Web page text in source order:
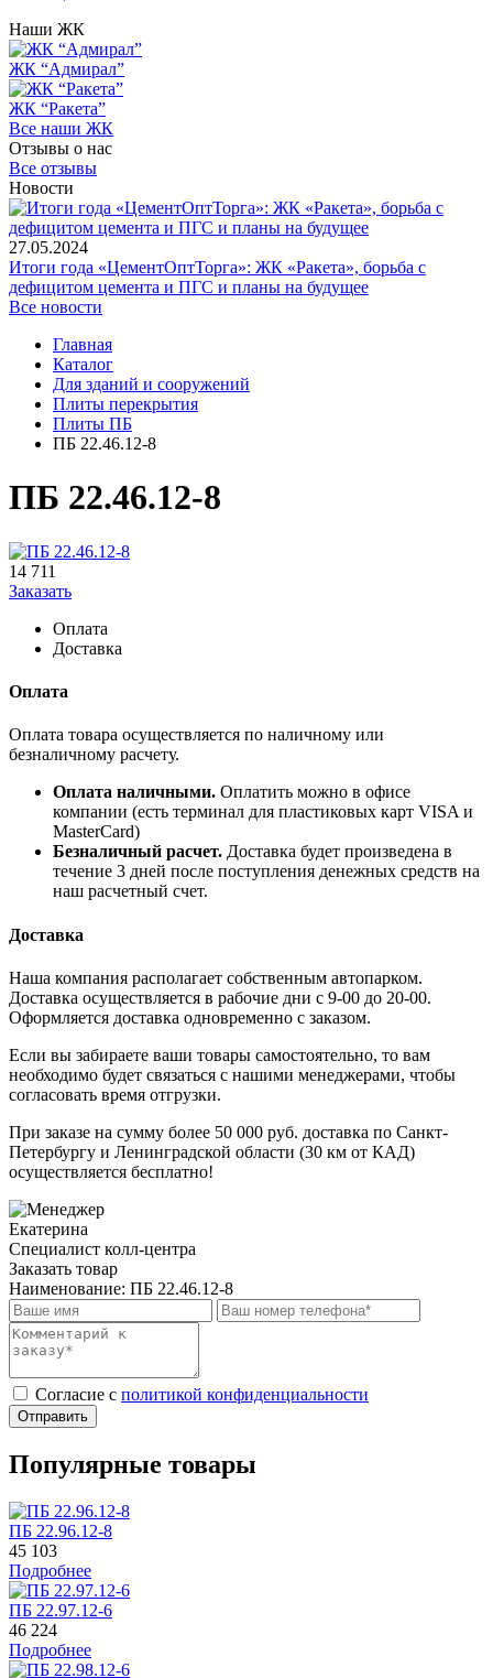
Наши ЖК
ЖК “Адмирал”
ЖК “Ракета”
Все наши ЖК
Отзывы о нас
Все отзывы
Новости
27.05.2024
Итоги года «ЦементОптТорга»: ЖК «Ракета», борьба с
дефицитом цемента и ПГС и планы на будущее
Все новости
Главная
Каталог
Для зданий и сооружений
Плиты перекрытия
Плиты ПБ
ПБ 22.46.12-8
ПБ 22.46.12-8
14 711
Заказать
Оплата
Доставка
Оплата
Оплата товара осуществляется по наличному или
безналичному расчету.
Оплата наличными. Оплатить можно в офисе
компании (есть терминал для пластиковых карт VISA и
MasterCard)
Безналичный расчет. Доставка будет произведена в
течение 3 дней после поступления денежных средств на
наш расчетный счет.
Доставка
Наша компания располагает собственным автопарком.
Доставка осуществляется в рабочие дни с 9-00 до 20-00.
Оформляется доставка одновременно с заказом.
Если вы забираете ваши товары самостоятельно, то вам
необходимо будет связаться с нашими менеджерами, чтобы
согласовать время отгрузки.
При заказе на сумму более 50 000 руб. доставка по Санкт-
Петербургу и Ленинградской области (30 км от КАД)
осуществляется бесплатно!
Екатерина
Специалист колл-центра
Заказать товар
Наименование: ПБ 22.46.12-8
Cогласие с политикой конфиденциальности
Отправить
Популярные товары
ПБ 22.96.12-8
45 103
Подробнее
ПБ 22.97.12-6
46 224
Подробнее